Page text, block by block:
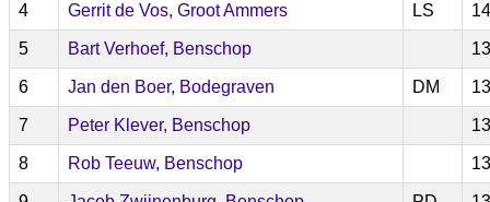
4 Gerrit de Vos, Groot Ammers LS
5 Bart Verhoef, Benschop
6 Jan den Boer, Bodegraven DM
7 Peter Klever, Benschop
8 Rob Teeuw, Benschop